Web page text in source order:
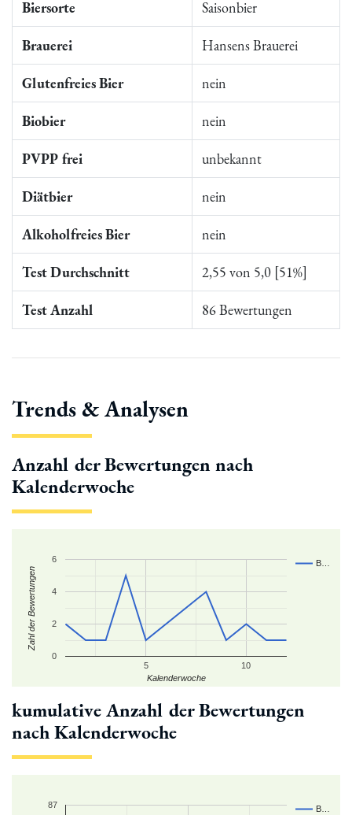
Biersorte Saisonbier
Brauerei Hansens Brauerei
Glutenfreies Bier nein
Biobier nein
PVPP frei unbekannt
Diätbier nein
Alkoholfreies Bier nein
Test Durchschnitt 2,55 von 5,0 [51%]
Test Anzahl 86 Bewertungen
Trends & Analysen
Anzahl der Bewertungen nach
Kalenderwoche
B…
5 10
0
2
4
6
Kalenderwoche
Zahl der Bewertungen
kumulative Anzahl der Bewertungen
nach Kalenderwoche
B…
87